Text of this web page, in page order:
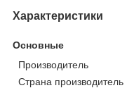
Характеристики
Основные
Производитель
Страна производитель